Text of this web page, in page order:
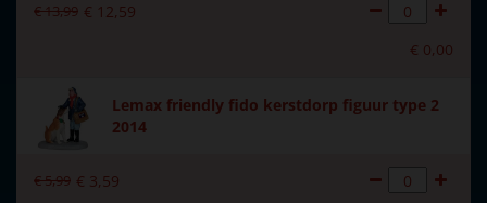
€13,99 € 12,59
€ 0,00
Lemax friendly fido kerstdorp figuur type 2
2014
€5,99 € 3,59